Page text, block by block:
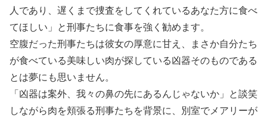
人であり、遅くまで捜査をしてくれているあなた方に食べ
てほしい」と刑事たちに食事を強く勧めます。
空腹だった刑事たちは彼女の厚意に甘え、まさか自分たち
が食べている美味しい肉が探している凶器そのものである
とは夢にも思いません。
「凶器は案外、我々の鼻の先にあるんじゃないか」と談笑
しながら肉を頬張る刑事たちを背景に、別室でメアリーが